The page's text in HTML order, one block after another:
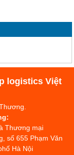
logistics Việt
Thương mại
số 655 Phạm Văn
Hà Nội